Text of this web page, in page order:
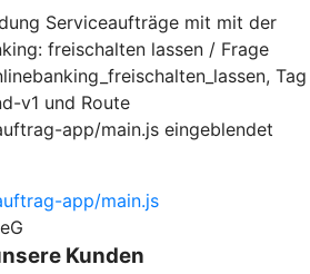
Serviceaufträge mit mit der
freischalten lassen / Frage
Tag
v1 und Route
app/main.js eingeblendet
app/main.js
Kunden